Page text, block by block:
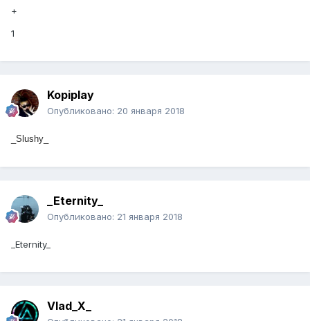
+
1
Kopiplay
Опубликовано: 20 января 2018
_Slushy_
_Eternity_
Опубликовано: 21 января 2018
_Eternity_
Vlad_X_